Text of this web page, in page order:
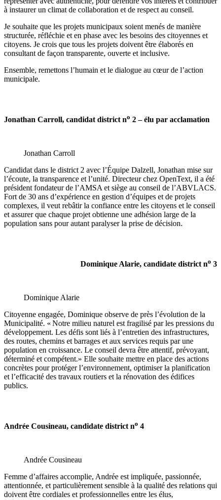
à instaurer un climat de collaboration et de respect au conseil.
Je souhaite que les projets municipaux soient menés de manière
structurée, réfléchie et en phase avec les besoins des citoyennes et
citoyens. Je crois que tous les projets doivent être élaborés en
consultant de façon transparente, ouverte et inclusive.
Ensemble, remettons l’humain et le dialogue au cœur de l’action
municipale.
Jonathan Carroll, candidat district no 2 – élu par acclamation
Jonathan Carroll
Candidat dans le district 2 avec l’Équipe Dalzell, Jonathan mise sur
l’écoute, la transparence et l’unité. Directeur chez OpenText, il a été
président fondateur de l’AMSA et siège au conseil de l’ABVLACS.
Fort de 30 ans d’expérience en gestion d’équipes et de projets
complexes, il veut rebâtir la confiance entre les citoyens et le conseil
et assurer que chaque projet obtienne une adhésion large de la
population sans pour autant paralyser la prise de décision.
Dominique Alarie, candidate district no 3
Dominique Alarie
Citoyenne engagée, Dominique observe de près l’évolution de la
Municipalité. « Notre milieu naturel est fragilisé par les pressions du
développement. Les défis sont liés à l’entretien des infrastructures,
des routes, chemins et barrages et aux services requis par une
population en croissance. Le conseil devra être attentif, prévoyant,
déterminé et compétent.» Elle souhaite mettre en place des actions
concrètes pour protéger l’environnement, optimiser la planification
et l’efficacité des travaux routiers et la rénovation des édifices
publics.
Andrée Cousineau, candidate district no 4
Andrée Cousineau
Femme d’affaires accomplie, Andrée est impliquée, passionnée,
attentionnée, et particulièrement sensible à la qualité des relations qui
doivent être cordiales et professionnelles entre les élus,